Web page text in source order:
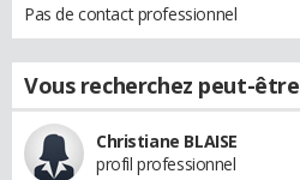
Pas de contact professionnel
Vous recherchez peut-être
Christiane BLAISE
profil professionnel